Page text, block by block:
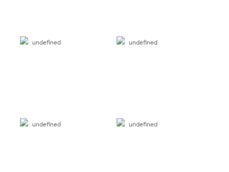
undefined undefined
undefined undefined